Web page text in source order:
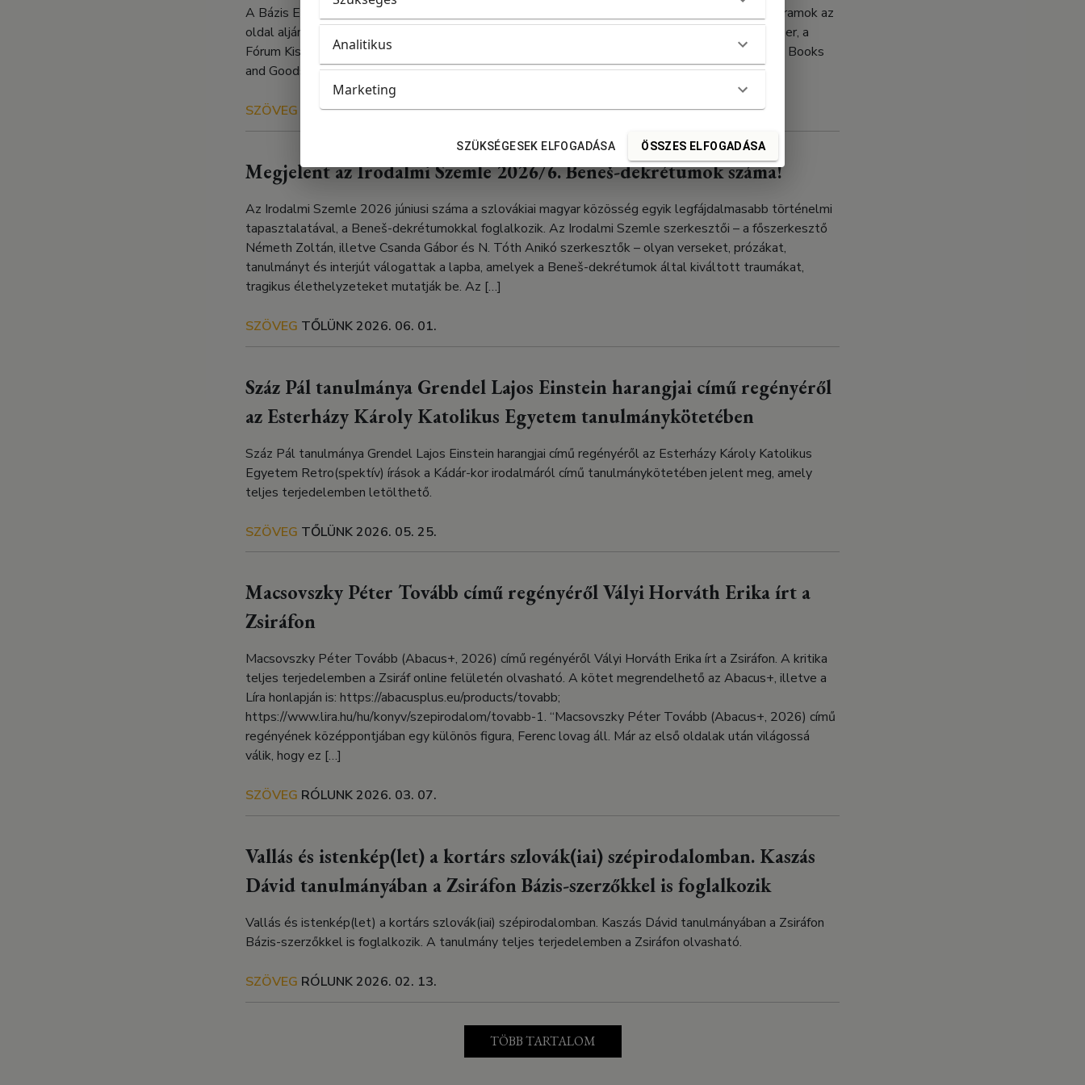
A Bázis Egyesület is jelen lesz a 97. Ünnepi Könyvhéten Budapesten. Dedikálás és Bázis-programok az
oldal alján. A Bázis-standon 9 szlovákiai magyar kiadó – a Bázis Egyesület, az Abacus +, az Anser, a
Fórum Kisebbségkutató Intézet, a dunaszerdahelyi Kalligram, a Pozsonyi Kifli, a Womanpress, a Books
and Goods és a NAP Kiadó könyvei vásárolhatók meg. […]
SZÖVEG RÓLUNK2026. 06. 05.
Megjelent az Irodalmi Szemle 2026/6. Beneš-dekrétumok száma!
Az Irodalmi Szemle 2026 júniusi száma a szlovákiai magyar közösség egyik legfájdalmasabb történelmi
tapasztalatával, a Beneš-dekrétumokkal foglalkozik. Az Irodalmi Szemle szerkesztői – a főszerkesztő
Németh Zoltán, illetve Csanda Gábor és N. Tóth Anikó szerkesztők – olyan verseket, prózákat,
tanulmányt és interjút válogattak a lapba, amelyek a Beneš-dekrétumok által kiváltott traumákat,
tragikus élethelyzeteket mutatják be. Az […]
SZÖVEG TŐLÜNK2026. 06. 01.
Száz Pál tanulmánya Grendel Lajos Einstein harangjai című regényéről
az Esterházy Károly Katolikus Egyetem tanulmánykötetében
Száz Pál tanulmánya Grendel Lajos Einstein harangjai című regényéről az Esterházy Károly Katolikus
Egyetem Retro(spektív) írások a Kádár-kor irodalmáról című tanulmánykötetében jelent meg, amely
teljes terjedelemben letölthető.
SZÖVEG TŐLÜNK2026. 05. 25.
Macsovszky Péter Tovább című regényéről Vályi Horváth Erika írt a
Zsiráfon
Macsovszky Péter Tovább (Abacus+, 2026) című regényéről Vályi Horváth Erika írt a Zsiráfon. A kritika
teljes terjedelemben a Zsiráf online felületén olvasható. A kötet megrendelhető az Abacus+, illetve a
Líra honlapján is: https://abacusplus.eu/products/tovabb;
https://www.lira.hu/hu/konyv/szepirodalom/tovabb-1. “Macsovszky Péter Tovább (Abacus+, 2026) című
regényének középpontjában egy különös figura, Ferenc lovag áll. Már az első oldalak után világossá
válik, hogy ez […]
SZÖVEG RÓLUNK2026. 03. 07.
Vallás és istenkép(let) a kortárs szlovák(iai) szépirodalomban. Kaszás
Dávid tanulmányában a Zsiráfon Bázis-szerzőkkel is foglalkozik
Vallás és istenkép(let) a kortárs szlovák(iai) szépirodalomban. Kaszás Dávid tanulmányában a Zsiráfon
Bázis-szerzőkkel is foglalkozik. A tanulmány teljes terjedelemben a Zsiráfon olvasható.
SZÖVEG RÓLUNK2026. 02. 13.
TÖBB TARTALOM
Analitikus
Marketing
SZÜKSÉGESEK ELFOGADÁSA ÖSSZES ELFOGADÁSA